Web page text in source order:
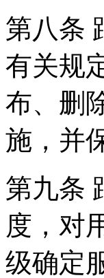
第八条
有关规
布、删
施，并
第九条
度，对
级确定